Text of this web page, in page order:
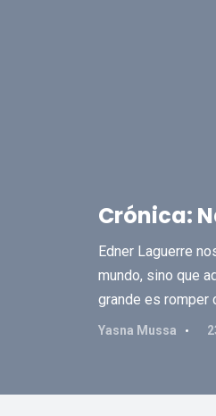
Crónica:
Edner Laguerre
mundo, sino que
grande es romper
Yasna Mussa